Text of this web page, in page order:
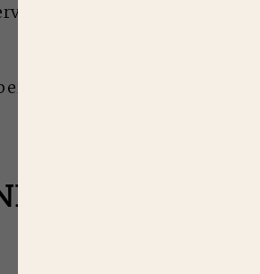
le avec du riz, des tortillas
avec ces saveurs
AVEC LA